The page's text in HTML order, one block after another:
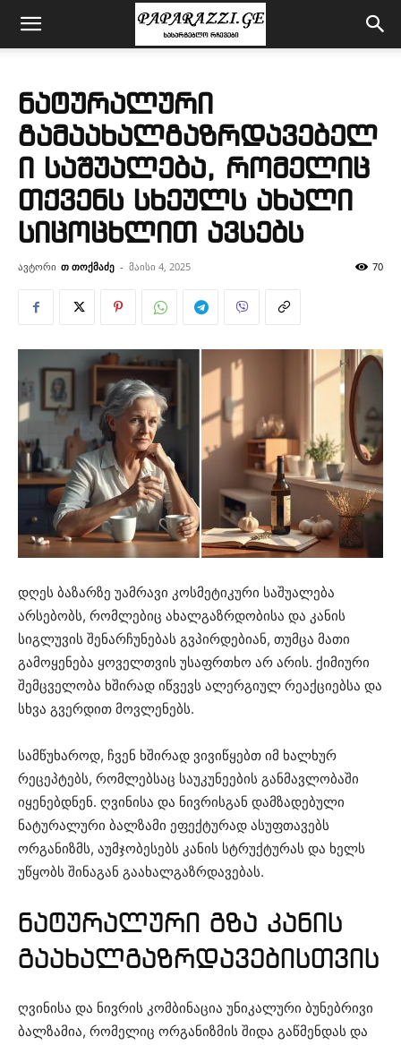
ნატურალური
გამაახალგაზრდავებელ
ი საშუალება, რომელიც
თქვენს სხეულს ახალი
სიცოცხლით ავსებს
ავტორი თ თოქმაძე - მაისი 4, 2025 70
დღეს ბაზარზე უამრავი კოსმეტიკური საშუალება
არსებობს, რომლებიც ახალგაზრდობისა და კანის
სიგლუვის შენარჩუნებას გვპირდებიან, თუმცა მათი
გამოყენება ყოველთვის უსაფრთხო არ არის. ქიმიური
შემცველობა ხშირად იწვევს ალერგიულ რეაქციებსა და
სხვა გვერდით მოვლენებს.
სამწუხაროდ, ჩვენ ხშირად ვივიწყებთ იმ ხალხურ
რეცეპტებს, რომლებსაც საუკუნეების განმავლობაში
იყენებდნენ. ღვინისა და ნივრისგან დამზადებული
ნატურალური ბალზამი ეფექტურად ასუფთავებს
ორგანიზმს, აუმჯობესებს კანის სტრუქტურას და ხელს
უწყობს შინაგან გაახალგაზრდავებას.
ნატურალური გზა კანის
გაახალგაზრდავებისთვის
ღვინისა და ნივრის კომბინაცია უნიკალური ბუნებრივი
ბალზამია, რომელიც ორგანიზმის შიდა გაწმენდას და